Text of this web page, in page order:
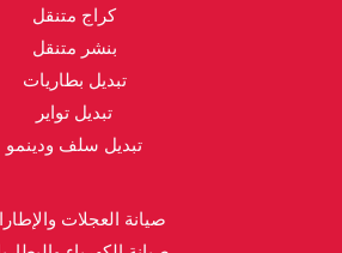
كراج متنقل
بنشر متنقل
تبديل بطاريات
تبديل تواير
تبديل سلف ودينمو
صيانة العجلات